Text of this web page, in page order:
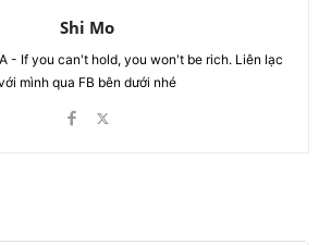
Shi Mo
- If you can't hold, you won't be rich. Liên lạc
mình qua FB bên dưới nhé